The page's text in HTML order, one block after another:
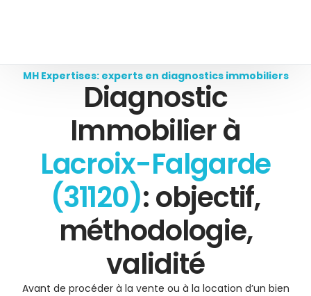
MH Expertises: experts en diagnostics immobiliers
Diagnostic
Immobilier à
Lacroix-Falgarde
(31120): objectif,
méthodologie,
validité
Avant de procéder à la vente ou à la location d’un bien